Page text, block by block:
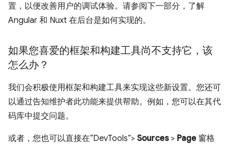
置，以便改善用户的调试体验。请参阅下一部分，了解
Angular 和 Nuxt 在后台是如何实现的。
如果您喜爱的框架和构建工具尚不支持它，该
怎么办？
我们会积极使用框架和构建工具来实现这些新设置。您还可
以通过告知维护者此功能来提供帮助。例如，您可以在其代
码库中提交问题。
或者，您也可以直接在“DevTools”> Sources> Page 窗格